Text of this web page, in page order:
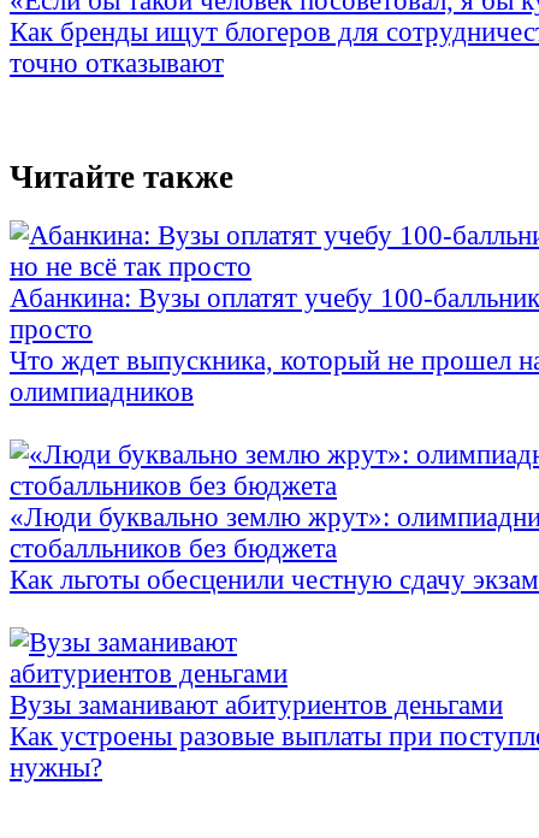
Как бренды ищут блогеров для
точно отказывают
Читайте также
Абанкина: Вузы оплатят учебу 100-
просто
Что ждет выпускника, который не прошел
олимпиадников
«Люди буквально землю жрут»:
стобалльников без бюджета
Как льготы обесценили честную сдачу
Вузы заманивают абитуриентов деньгами
Как устроены разовые выплаты при
нужны?